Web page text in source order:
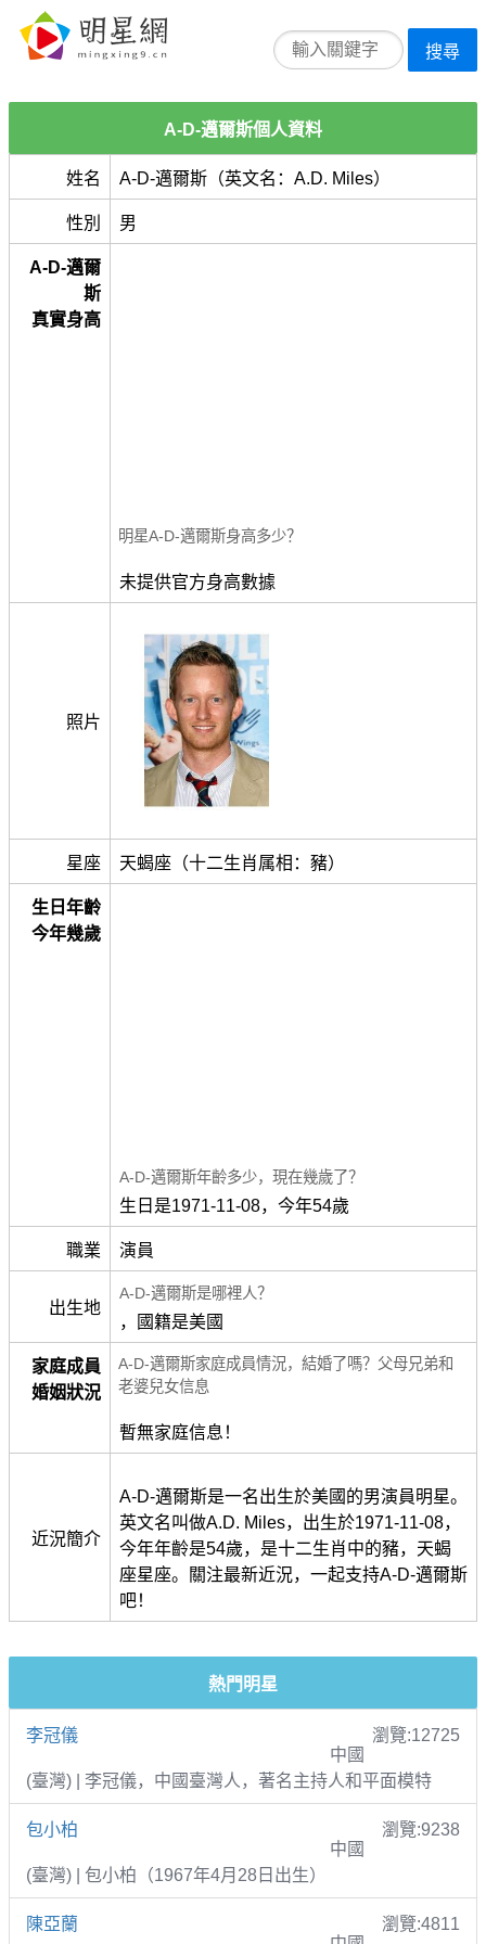
搜尋
A-D-邁爾斯個人資料
姓名 A-D-邁爾斯（英文名：A.D. Miles）
性別 男
A-D-邁爾
斯
真實身高
明星A-D-邁爾斯身高多少？
未提供官方身高數據
照片
星座 天蝎座（十二生肖属相：豬）
生日年齡
今年幾歲
A-D-邁爾斯年齡多少，現在幾歲了？
生日是1971-11-08，今年54歲
職業 演員
出生地
A-D-邁爾斯是哪裡人？
，國籍是美國
家庭成員
婚姻狀況
A-D-邁爾斯家庭成員情況，結婚了嗎？父母兄弟和
老婆兒女信息
暫無家庭信息！
近況簡介
A-D-邁爾斯是一名出生於美國的男演員明星。
英文名叫做A.D. Miles，出生於1971-11-08，
今年年齡是54歲，是十二生肖中的豬，天蝎
座星座。關注最新近況，一起支持A-D-邁爾斯
吧！
熱門明星
李冠儀
瀏覽:12725
中國
(臺灣) | 李冠儀，中國臺灣人，著名主持人和平面模特
包小柏
瀏覽:9238
中國
(臺灣) | 包小柏（1967年4月28日出生）
陳亞蘭
瀏覽:4811